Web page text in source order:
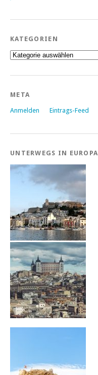
KATEGORIEN
Kategorien
META
Anmelden Eintrags-Feed
UNTERWEGS IN EUROPA